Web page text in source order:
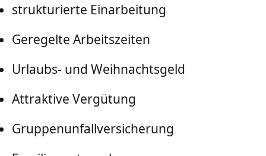
strukturierte Einarbeitung
Geregelte Arbeitszeiten
Urlaubs- und Weihnachtsgeld
Attraktive Vergütung
Gruppenunfallversicherung